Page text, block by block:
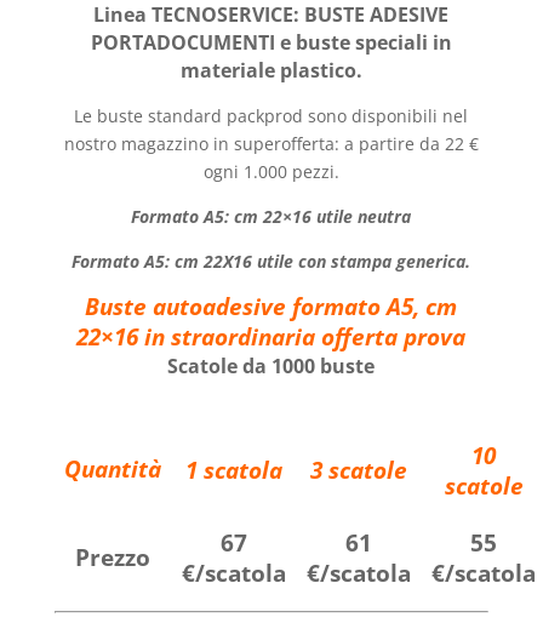
Linea TECNOSERVICE: BUSTE ADESIVE
PORTADOCUMENTI e buste speciali in
materiale plastico.
Le buste standard packprod sono disponibili nel
nostro magazzino in superofferta: a partire da 22 €
ogni 1.000 pezzi.
Formato A5: cm 22×16 utile neutra
Formato A5: cm 22X16 utile con stampa generica.
Buste autoadesive formato A5, cm
22×16 in straordinaria offerta prova
Scatole da 1000 buste
Quantità 1 scatola 3 scatole
10
scatole
Prezzo
67
€/scatola
61
€/scatola
55
€/scatola